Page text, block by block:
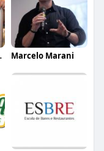
Marcelo Marani